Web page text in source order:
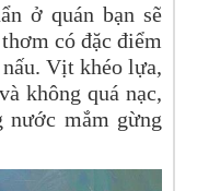
ở quán bạn sẽ
có đặc điểm
Vịt khéo lựa,
không quá nạc,
mắm gừng